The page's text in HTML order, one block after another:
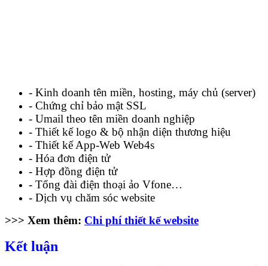
- Kinh doanh tên miền, hosting, máy chủ (server)
- Chứng chỉ bảo mật SSL
- Umail theo tên miền doanh nghiệp
- Thiết kế logo & bộ nhận diện thương hiệu
- Thiết kế App-Web Web4s
- Hóa đơn điện tử
- Hợp đồng điện tử
- Tổng đài điện thoại ảo Vfone…
- Dịch vụ chăm sóc website
>>> Xem thêm: Chi phí thiết kế website
Kết luận